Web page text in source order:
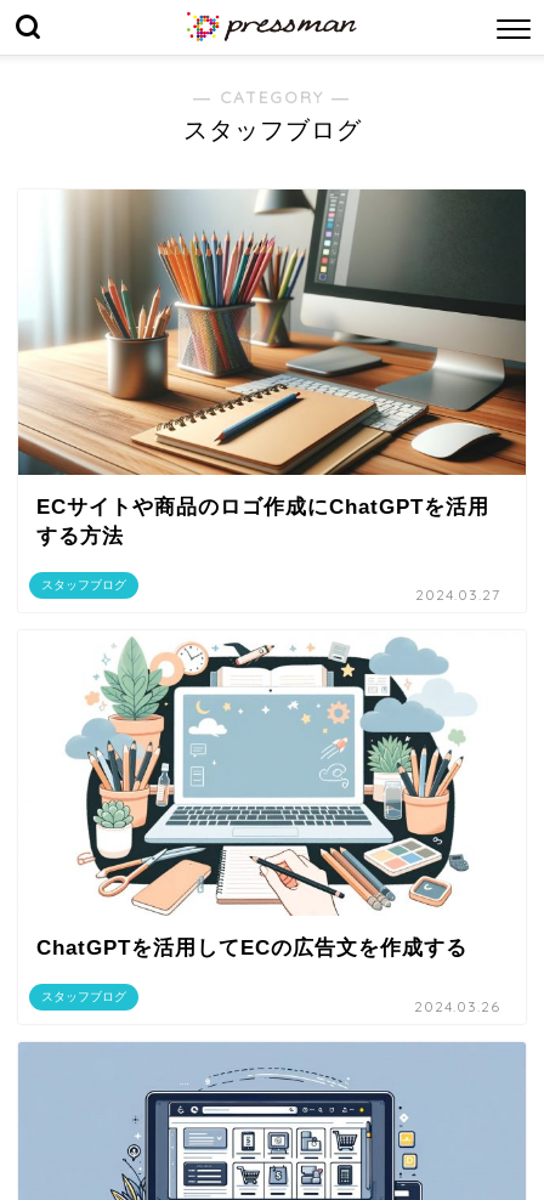
― CATEGORY ―
スタッフブログ
スタッフブログ
ECサイトや商品のロゴ作成にChatGPTを活用
する方法
2024.03.27
スタッフブログ
ChatGPTを活用してECの広告文を作成する
2024.03.26